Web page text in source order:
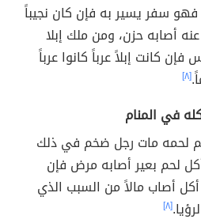
سفر يسير به فإن كان نجيباً
أصابه حزن، ومن ملك إبلا
كانت إبلاً عرباً كانوا عرباً
[٨]
في المنام
لحمه مات رجل ضخم في ذلك
لحم بعير أصابه مرض فإن
أصاب مالاً من السبب الذي
[٨]